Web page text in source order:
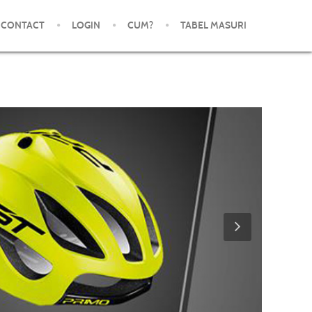
CONTACT LOGIN CUM? TABEL MASURI